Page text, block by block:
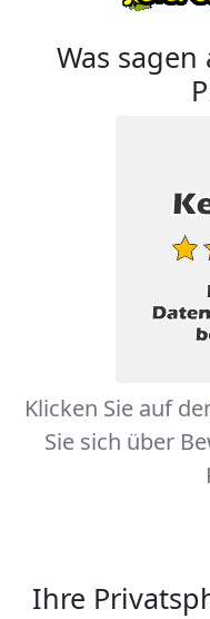
Was
Klicken Sie auf
Sie sich über
Ihre